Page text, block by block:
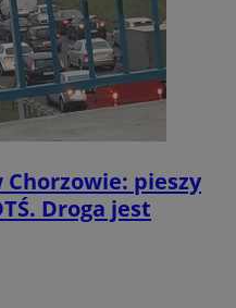
pieszy
Droga jest